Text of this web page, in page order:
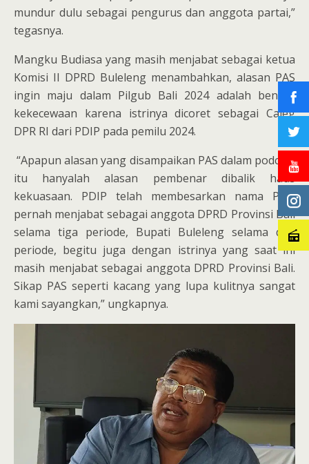
mundur dulu sebagai pengurus dan anggota partai,”
tegasnya.
Mangku Budiasa yang masih menjabat sebagai ketua
Komisi II DPRD Buleleng menambahkan, alasan PAS
ingin maju dalam Pilgub Bali 2024 adalah bentuk
kekecewaan karena istrinya dicoret sebagai Caleg
DPR RI dari PDIP pada pemilu 2024.
“Apapun alasan yang disampaikan PAS dalam podcast
itu hanyalah alasan pembenar dibalik haus
kekuasaan. PDIP telah membesarkan nama PAS,
pernah menjabat sebagai anggota DPRD Provinsi Bali
selama tiga periode, Bupati Buleleng selama dua
periode, begitu juga dengan istrinya yang saat ini
masih menjabat sebagai anggota DPRD Provinsi Bali.
Sikap PAS seperti kacang yang lupa kulitnya sangat
kami sayangkan,” ungkapnya.